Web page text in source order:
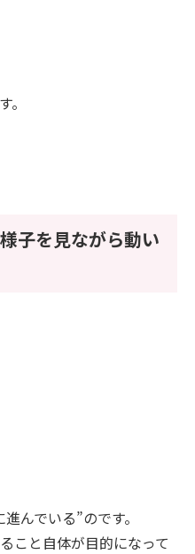
子を見ながら動い
んでいる”のです。
こと自体が目的になって